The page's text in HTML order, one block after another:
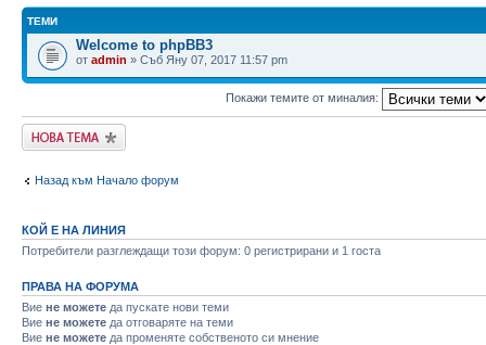
ТЕМИ
Welcome to phpBB3
от admin » Съб Яну 07, 2017 11:57 pm
Покажи темите от миналия:
Публикувай нова
тема
Назад към Начало форум
КОЙ Е НА ЛИНИЯ
Потребители разглеждащи този форум: 0 регистрирани и 1 госта
ПРАВА НА ФОРУМА
Вие не можете да пускате нови теми
Вие не можете да отговаряте на теми
Вие не можете да променяте собственото си мнение